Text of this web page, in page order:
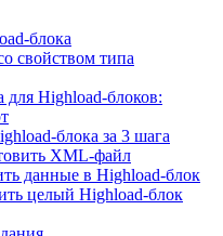
блока
свойством типа
для Highload-блоков:
блока за 3 шага
XML-файл
данные в Highload-блок
целый Highload-блок